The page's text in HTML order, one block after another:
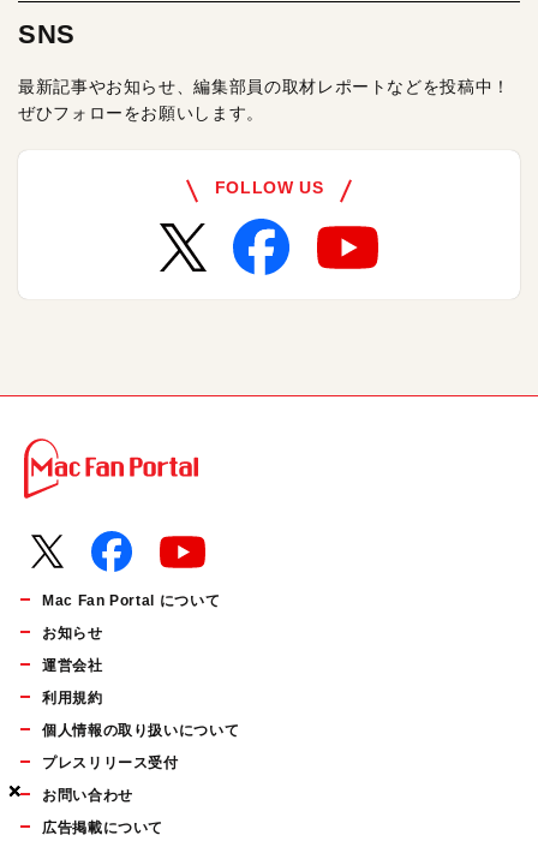
×
×
×
SNS
最新記事やお知らせ、編集部員の取材レポートなどを投稿中！
ぜひフォローをお願いします。
FOLLOW US
Mac Fan Portal について
お知らせ
運営会社
利用規約
個人情報の取り扱いについて
プレスリリース受付
お問い合わせ
広告掲載について